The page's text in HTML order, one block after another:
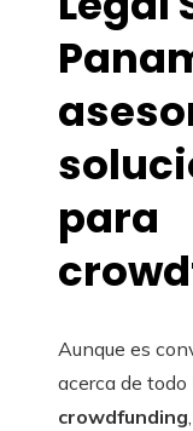
para
Aunque es
acerca de
crowdfunding